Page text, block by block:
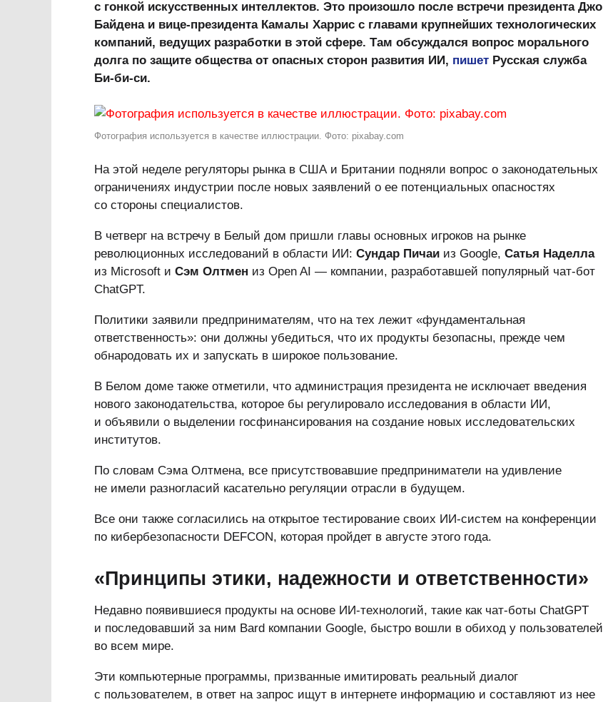
с гонкой искусственных интеллектов. Это произошло после встречи президента Джо
Байдена и вице-президента Камалы Харрис с главами крупнейших технологических
компаний, ведущих разработки в этой сфере. Там обсуждался вопрос морального
долга по защите общества от опасных сторон развития ИИ, пишет Русская служба
Би-би-си.
Фотография используется в качестве иллюстрации. Фото: pixabay.com
На этой неделе регуляторы рынка в США и Британии подняли вопрос о законодательных
ограничениях индустрии после новых заявлений о ее потенциальных опасностях
со стороны специалистов.
В четверг на встречу в Белый дом пришли главы основных игроков на рынке
революционных исследований в области ИИ: Сундар Пичаи из Google, Сатья Наделла
из Microsoft и Сэм Олтмен из Open AI — компании, разработавшей популярный чат-бот
ChatGPT.
Политики заявили предпринимателям, что на тех лежит «фундаментальная
ответственность»: они должны убедиться, что их продукты безопасны, прежде чем
обнародовать их и запускать в широкое пользование.
В Белом доме также отметили, что администрация президента не исключает введения
нового законодательства, которое бы регулировало исследования в области ИИ,
и объявили о выделении госфинансирования на создание новых исследовательских
институтов.
По словам Сэма Олтмена, все присутствовавшие предприниматели на удивление
не имели разногласий касательно регуляции отрасли в будущем.
Все они также согласились на открытое тестирование своих ИИ-систем на конференции
по кибербезопасности DEFCON, которая пройдет в августе этого года.
«Принципы этики, надежности и ответственности»
Недавно появившиеся продукты на основе ИИ-технологий, такие как чат-боты ChatGPT
и последовавший за ним Bard компании Google, быстро вошли в обиход у пользователей
во всем мире.
Эти компьютерные программы, призванные имитировать реальный диалог
с пользователем, в ответ на запрос ищут в интернете информацию и составляют из нее